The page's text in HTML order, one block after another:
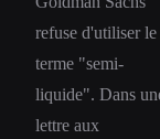
refuse d'utiliser le
terme "semi-
liquide". Dans
lettre aux